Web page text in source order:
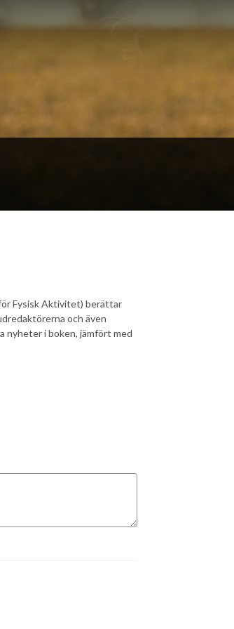
Fysisk Aktivitet) berättar
och även
nyheter i boken, jämfört med